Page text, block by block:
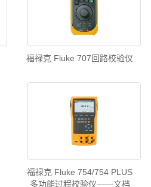
福禄克 Fluke 707回路校验仪
福禄克 Fluke 754/754 PLUS
多功能过程校验仪——文档